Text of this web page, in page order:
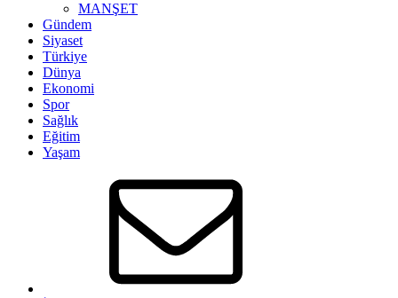
MANŞET
Gündem
Siyaset
Türkiye
Dünya
Ekonomi
Spor
Sağlık
Eğitim
Yaşam